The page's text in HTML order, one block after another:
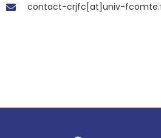
contact-crjfc[at]univ-